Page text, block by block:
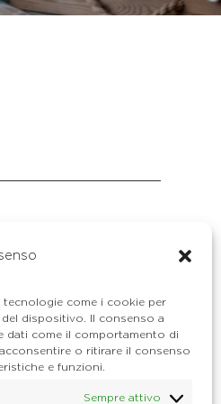
tecnologie come i cookie per
dispositivo. Il consenso a
dati come il comportamento di
o ritirare il consenso
e funzioni.
Sempre attivo
di Cadore - Comelico